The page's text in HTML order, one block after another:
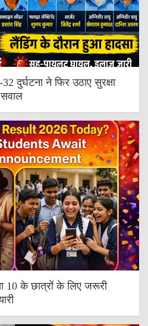
दुर्घटना ने फिर उठाए सुरक्षा
10 के छात्रों के लिए जरूरी